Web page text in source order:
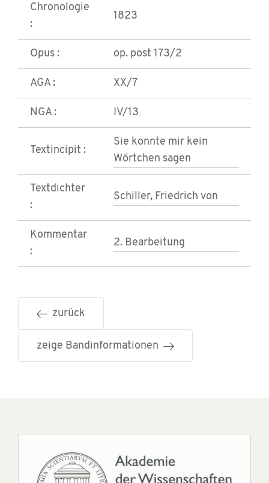
Chronologie
:
1823
Opus : op. post 173/2
AGA : XX/7
NGA : IV/13
Textincipit :
Sie konnte mir kein
Wörtchen sagen
Textdichter
:
Schiller, Friedrich von
Kommentar
:
2. Bearbeitung
zurück
zeige Bandinformationen